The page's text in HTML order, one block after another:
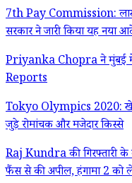
7th Pay Commission:
सरकार ने जारी किया यह नया
Priyanka Chopra ने मुंबई में
Reports
Tokyo Olympics 2020:
जुड़े रोमांचक और मजेदार किस्से
Raj Kundra की गिरफ्तारी के
फैंस से की अपील, हंगामा 2 को